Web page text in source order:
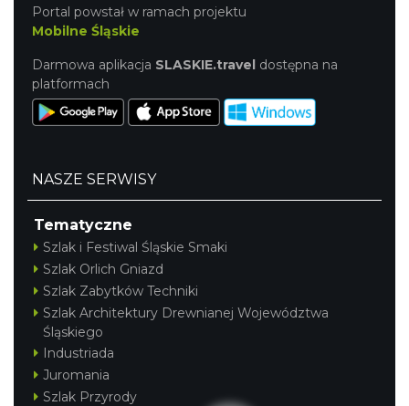
Portal powstał w ramach projektu
Mobilne Śląskie
Darmowa aplikacja SLASKIE.travel dostępna na
platformach
NASZE SERWISY
Tematyczne
Szlak i Festiwal Śląskie Smaki
Szlak Orlich Gniazd
Szlak Zabytków Techniki
Szlak Architektury Drewnianej Województwa
Śląskiego
Industriada
Juromania
Szlak Przyrody